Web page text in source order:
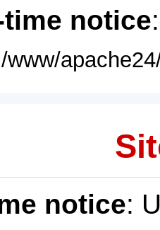
time notice
www/
notice: